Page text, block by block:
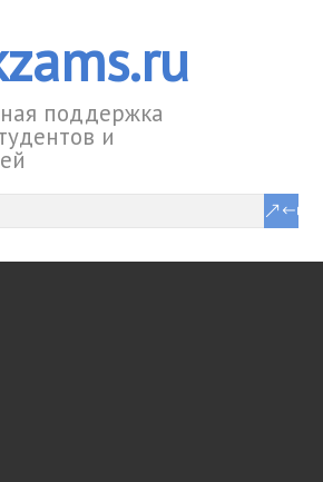
поддержка
и